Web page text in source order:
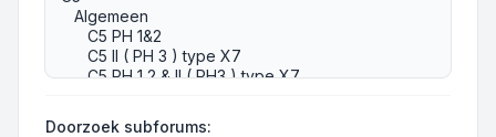
Doorzoek subforums: